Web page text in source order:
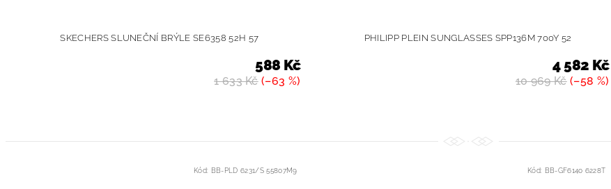
SKECHERS SLUNEČNÍ BRÝLE SE6358 52H 57
1 633 Kč(–63 %)
588 Kč
PHILIPP PLEIN SUNGLASSES SPP136M 700Y 52
10 969 Kč(–58 %)
4 582 Kč
Kód: BB-PLD 6231/S 55807M9 Kód: BB-GF6140 6228T